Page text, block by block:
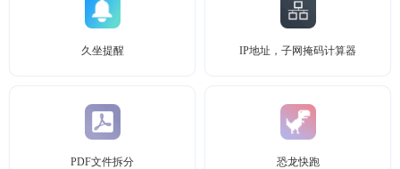
久坐提醒 IP地址，子网掩码计算器
PDF文件拆分 恐龙快跑